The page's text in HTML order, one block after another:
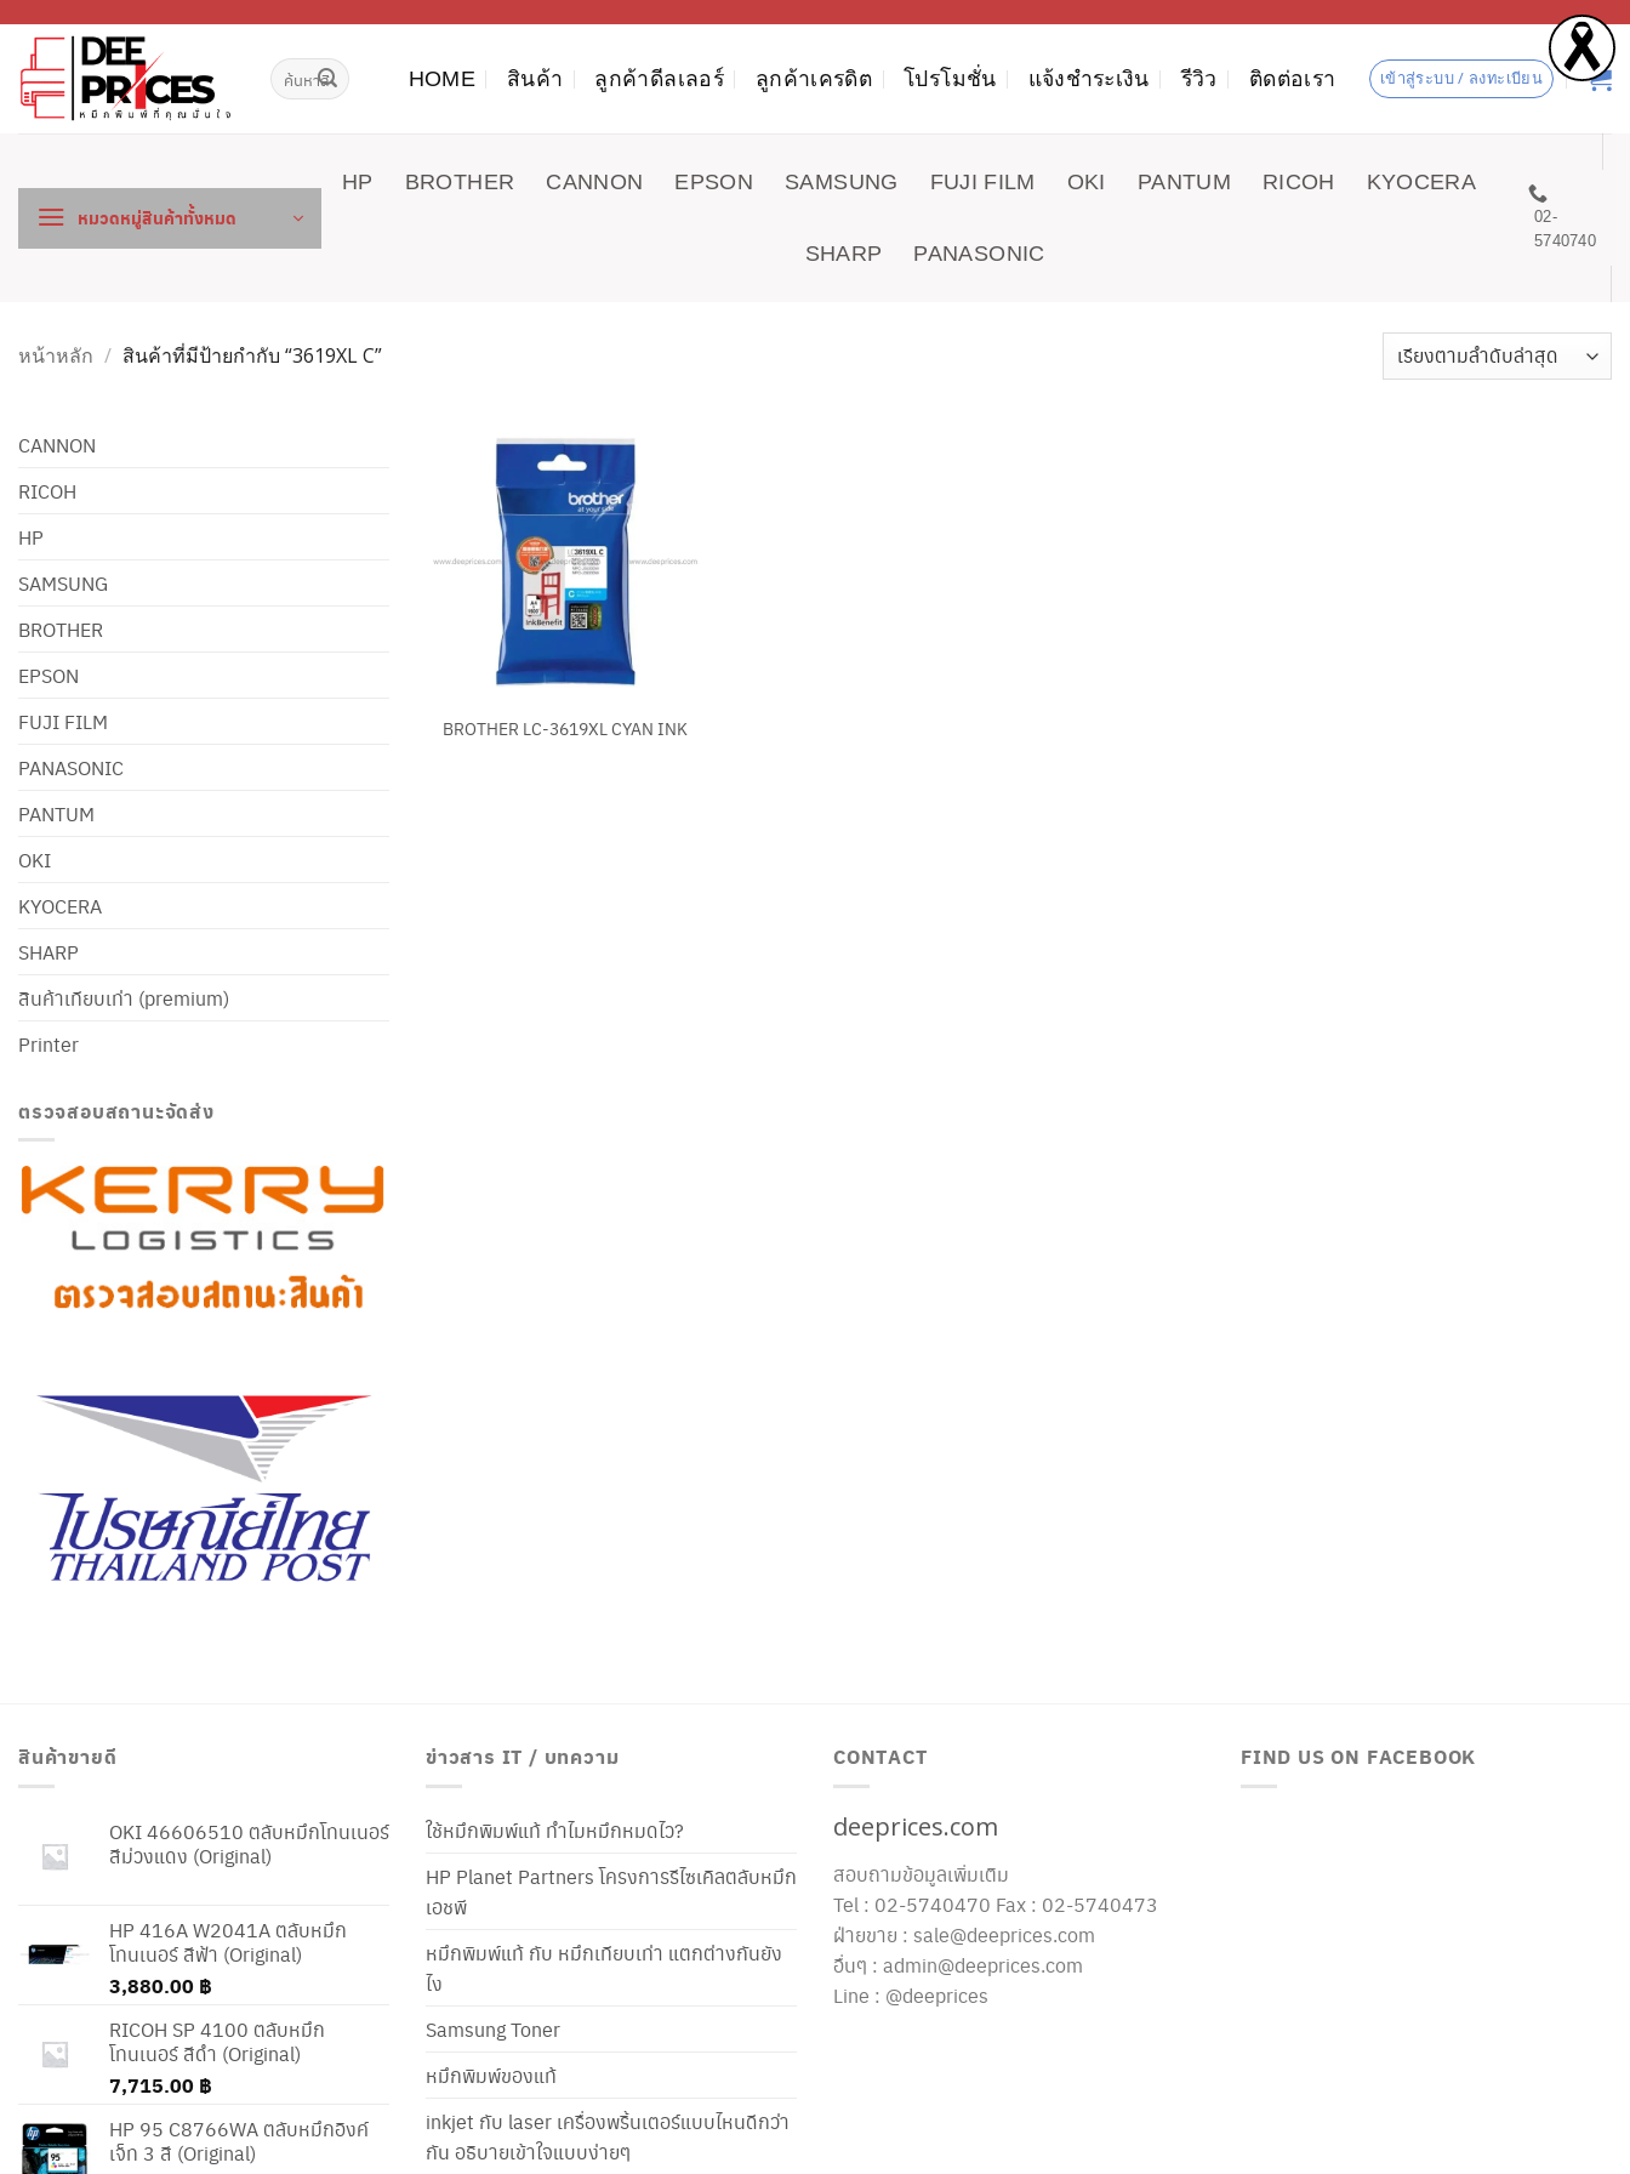
เนื้อหา
ค้นหา: HOME สินค้า ลูกค้าดีลเลอร์ ลูกค้าเครดิต โปรโมชั่น แจ้งชำระเงิน รีวิว ติดต่อเรา เข้าสู่ระบบ / ลงทะเบียน
หมวดหมู่สินค้าทั้งหมด
HP BROTHER CANNON EPSON SAMSUNG FUJI FILM OKI PANTUM RICOH KYOCERA
SHARP PANASONIC
02-
5740740
หน้าหลัก / สินค้าที่มีป้ายกำกับ “3619XL C”
CANNON
RICOH
HP
SAMSUNG
BROTHER
EPSON
FUJI FILM
PANASONIC
PANTUM
OKI
KYOCERA
SHARP
สินค้าเทียบเท่า (premium)
Printer
ตรวจสอบสถานะจัดส่ง
BROTHER LC-3619XL CYAN INK
สินค้าขายดี
OKI 46606510 ตลับหมึกโทนเนอร์
สีม่วงแดง (Original)
HP 416A W2041A ตลับหมึก
โทนเนอร์ สีฟ้า (Original)
3,880.00 ฿
RICOH SP 4100 ตลับหมึก
โทนเนอร์ สีดำ (Original)
7,715.00 ฿
HP 95 C8766WA ตลับหมึกอิงค์
เจ็ท 3 สี (Original)
ข่าวสาร IT / บทความ
ใช้หมึกพิมพ์แท้ ทำไมหมึกหมดไว?
HP Planet Partners โครงการรีไซเคิลตลับหมึก
เอชพี
หมึกพิมพ์แท้ กับ หมึกเทียบเท่า แตกต่างกันยัง
ไง
Samsung Toner
หมึกพิมพ์ของแท้
inkjet กับ laser เครื่องพริ้นเตอร์แบบไหนดีกว่า
กัน อธิบายเข้าใจแบบง่ายๆ
CONTACT
deeprices.com
สอบถามข้อมูลเพิ่มเติม
Tel : 02-5740470 Fax : 02-5740473
ฝ่ายขาย : sale@deeprices.com
อื่นๆ : admin@deeprices.com
Line : @deeprices
FIND US ON FACEBOOK